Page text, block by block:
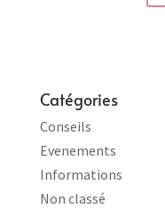
Catégories
Conseils
Evenements
Informations
Non classé